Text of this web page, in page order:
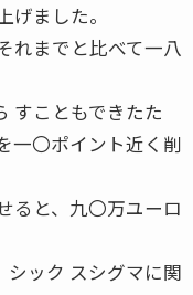
ました。
れまでと比べて一八
すこともできたた
一〇ポイント近く削
ると、九〇万ユーロ
ック スシグマに関